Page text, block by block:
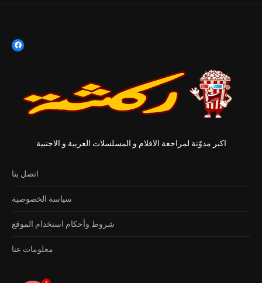
اكبر مدوّنة لمراجعة الافلام و المسلسلات العربية و الاجنبية
اتصل بنا
سياسة الخصوصية
شروط وأحكام استخدام الموقع
معلومات عنا
1